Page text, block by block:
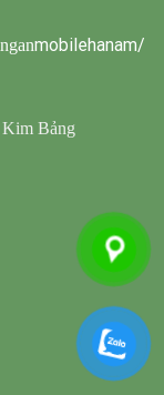
mobilehanam/
Bảng